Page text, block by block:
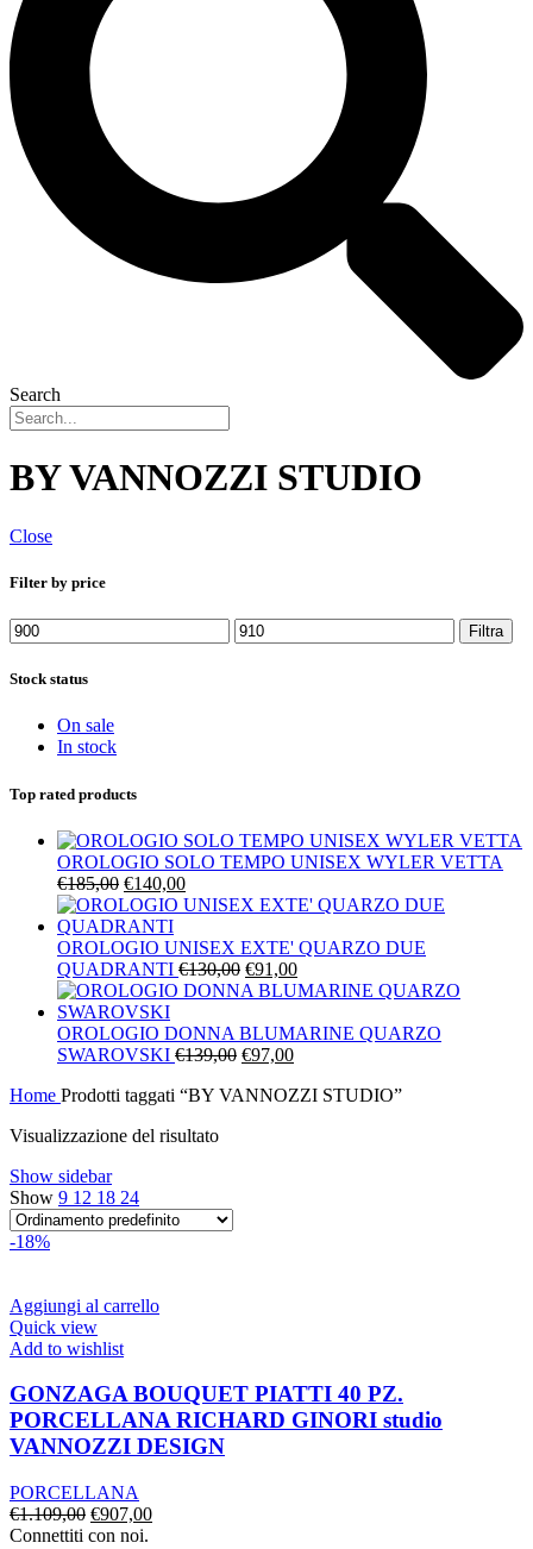
Search
BY VANNOZZI STUDIO
Close
Filter by price
Prezzo
Min
Prezzo
Max
Filtra
Stock status
On sale
In stock
Top rated products
OROLOGIO SOLO TEMPO UNISEX WYLER VETTA
€185,00 Il
prezzo
originale
era:
€185,00.
€140,00Il
prezzo
è:
€140,00.
OROLOGIO UNISEX EXTE' QUARZO DUE
QUADRANTI €130,00 Il
prezzo
era:
€130,00.
€91,00Il
prezzo
è:
OROLOGIO DONNA BLUMARINE QUARZO
SWAROVSKI €139,00 Il
originale
€97,00Il
attuale
Home Prodotti taggati “BY VANNOZZI STUDIO”
Visualizzazione del risultato
Show sidebar
Show 9 12 18 24
-18%
Aggiungi al carrello
Quick view
Add to wishlist
GONZAGA BOUQUET PIATTI 40 PZ.
PORCELLANA RICHARD GINORI studio
VANNOZZI DESIGN
PORCELLANA
€1.109,00 Il
prezzo
€907,00Il
Connettiti con noi.